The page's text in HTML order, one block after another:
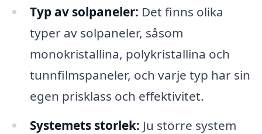
Typ av solpaneler: Det finns olika
typer av solpaneler, såsom
monokristallina, polykristallina och
tunnfilmspaneler, och varje typ har sin
egen prisklass och effektivitet.
Systemets storlek: Ju större system